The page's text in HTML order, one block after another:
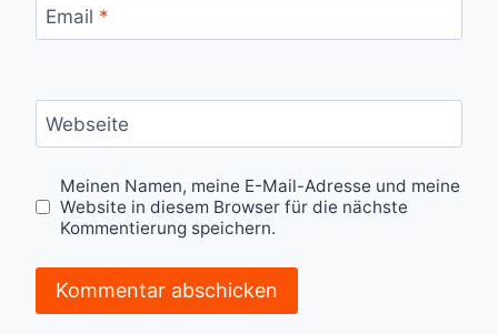
Email *
Webseite
Meinen Namen, meine E-Mail-Adresse und meine
Website in diesem Browser für die nächste
Kommentierung speichern.